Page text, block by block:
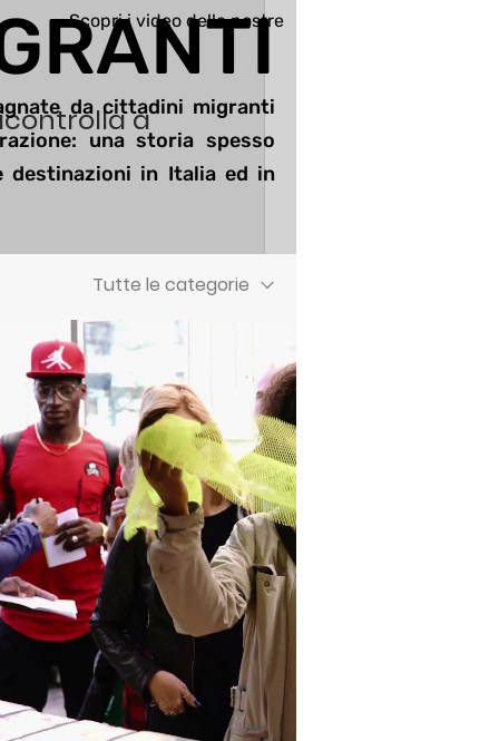
a
Scopri i video delle nostre
da cittadini migranti
una storia spesso
destinazioni in Italia ed in
Tutte le categorie